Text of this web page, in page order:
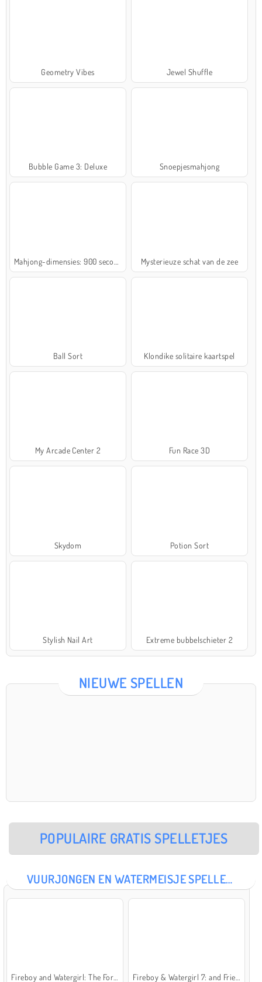
Geometry Vibes Jewel Shuffle
Bubble Game 3: Deluxe Snoepjesmahjong
Mysterieuze schat van de zee
Ball Sort Klondike solitaire kaartspel
My Arcade Center 2 Fun Race 3D
Skydom Potion Sort
Stylish Nail Art Extreme bubbelschieter 2
NIEUWE SPELLEN
POPULAIRE GRATIS SPELLETJES
VUURJONGEN EN WATERMEISJE SPELLETJES